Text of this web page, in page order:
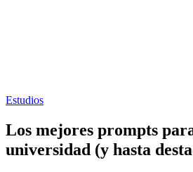
Estudios
Los mejores prompts
universidad (y hasta